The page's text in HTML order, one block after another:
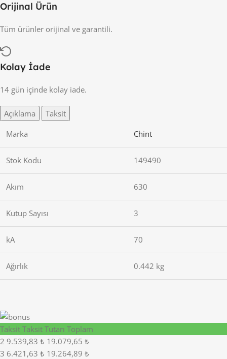
Orijinal Ürün
Tüm ürünler orijinal ve garantili.
Kolay İade
14 gün içinde kolay iade.
Açıklama
Taksit
Marka
Chint
Stok Kodu 149490
Akım 630
Kutup Sayısı 3
kA 70
Ağırlık 0.442 kg
Taksit Taksit Tutarı Toplam
2 9.539,83 ₺ 19.079,65 ₺
3 6.421,63 ₺ 19.264,89 ₺